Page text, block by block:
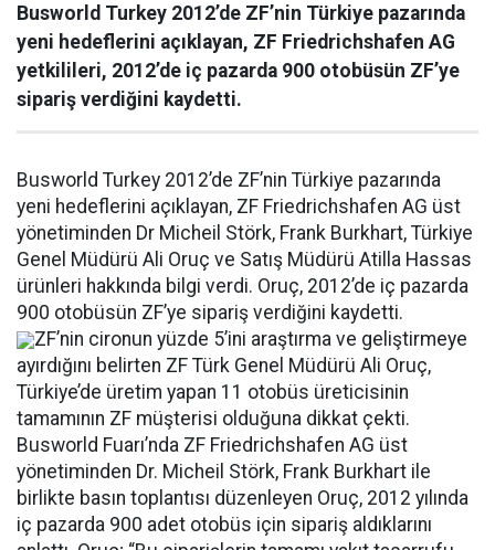
Busworld Turkey 2012’de ZF’nin Türkiye pazarında
yeni hedeflerini açıklayan, ZF Friedrichshafen AG
yetkilileri, 2012’de iç pazarda 900 otobüsün ZF’ye
sipariş verdiğini kaydetti.
Busworld Turkey 2012’de ZF’nin Türkiye pazarında
yeni hedeflerini açıklayan, ZF Friedrichshafen AG üst
yönetiminden Dr Micheil Störk, Frank Burkhart, Türkiye
Genel Müdürü Ali Oruç ve Satış Müdürü Atilla Hassas
ürünleri hakkında bilgi verdi. Oruç, 2012’de iç pazarda
900 otobüsün ZF’ye sipariş verdiğini kaydetti.
ZF’nin cironun yüzde 5’ini araştırma ve geliştirmeye
ayırdığını belirten ZF Türk Genel Müdürü Ali Oruç,
Türkiye’de üretim yapan 11 otobüs üreticisinin
tamamının ZF müşterisi olduğuna dikkat çekti.
Busworld Fuarı’nda ZF Friedrichshafen AG üst
yönetiminden Dr. Micheil Störk, Frank Burkhart ile
birlikte basın toplantısı düzenleyen Oruç, 2012 yılında
iç pazarda 900 adet otobüs için sipariş aldıklarını